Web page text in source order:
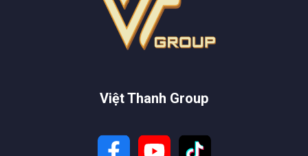
Việt Thanh Group